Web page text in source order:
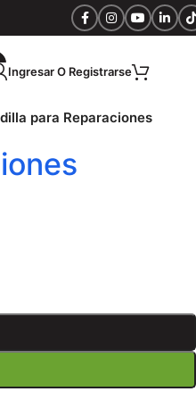
Ingresar O Registrarse
para Reparaciones